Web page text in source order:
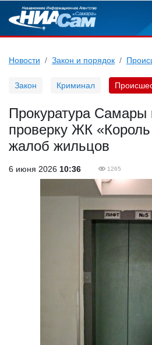
Новости Закон и порядок
Закон Криминал
Прокуратура Самары
проверку ЖК
жалоб жильцов
6 июня 2026 10:36 1265